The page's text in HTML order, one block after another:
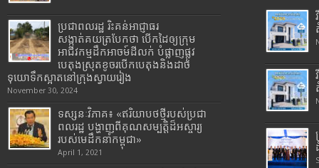
ប្រជាពលរដ្ឋ រិះគន់អាជ្ញាធរ
សង្កាត់គយត្របែកថា បើកដៃឲ្យក្រុម
អាជីវកម្មដឹកអាចម៍ដីលក់ បំផ្លាញផ្លូវ
បេតុងស្រុតខូចរបើកបេតុងនិងដាច់
ទុយោទឹកស្អាតនៅក្រុងស្វាយរៀង
November 30, 2024
ទស្សនៈវិភាគ៖ «ឥរិយាបថថ្មីរបស់ប្រជា
ពលរដ្ឋ បង្ហាញពីគុណសម្បត្តិដ៏អស្ចារ្យ
របស់មេដឹកនាំកម្ពុជា»
April 1, 2021